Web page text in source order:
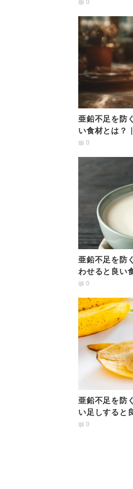
0
亜鉛不足を防
い食材とは？
0
亜鉛不足を防
わせると良い
説0
亜鉛不足を防
い足しすると
解説
0